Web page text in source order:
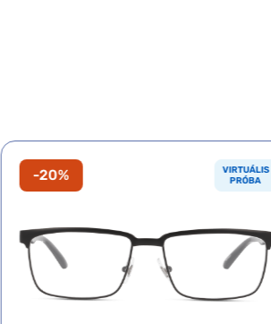
-20%
VIRTUÁLIS
PRÓBA